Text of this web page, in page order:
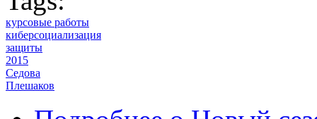
курсовые работы
киберсоциализация
защиты
2015
Седова
Плешаков